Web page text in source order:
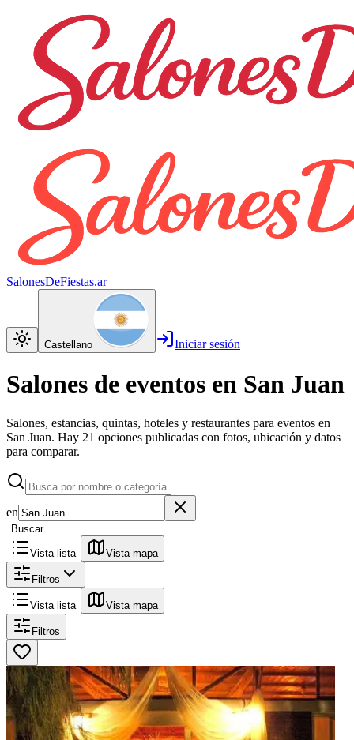
SalonesDeFiestas.ar
Castellano Iniciar sesión
Salones de eventos en San Juan
Salones, estancias, quintas, hoteles y restaurantes para eventos en
San Juan. Hay 21 opciones publicadas con fotos, ubicación y datos
para comparar.
en
Buscar
Vista lista Vista mapa
Filtros
Vista lista Vista mapa
Filtros